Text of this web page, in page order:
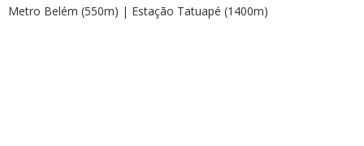
Metro Belém (550m) | Estação Tatuapé (1400m)